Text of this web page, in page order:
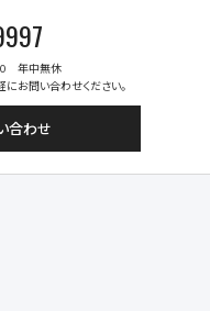
年中無休
にお問い合わせください。
合わせ